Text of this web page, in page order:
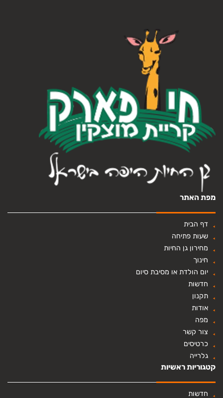
מפת האתר
דף הבית
שעות פתיחה
מחירון גן החיות
חינוך
יום הולדת או מסיבת סיום
חדשות
תקנון
אודות
מפה
צור קשר
כרטיסים
גלרייה
קטגוריות ראשיות
חדשות